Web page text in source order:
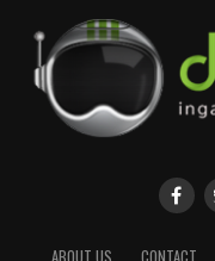
ABOUT US CONTACT